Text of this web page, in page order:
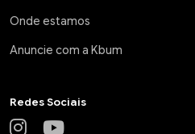
Onde estamos
Anuncie com a Kbum
Redes Sociais